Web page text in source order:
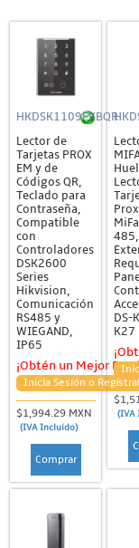
HKDSK1109EKBQR
Lector de
Tarjetas PROX
EM y de
Códigos QR,
Teclado para
Contraseña,
Compatible
con
Controladores
DSK2600
Series
Hikvision,
Comunicación
RS485 y
WIEGAND,
IP65
¡Obtén un Mejor
Inicia Sesión o
$1,994.29 MXN
(IVA Incluido)
Comprar
DS-
K27
(IVA